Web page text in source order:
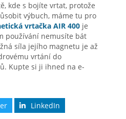
kde s bojíte vrtat, protože
výbuch, máme tu pro
vrtačka AIR 400 je
používání nemusíte bát
síla jejího magnetu je až
vrtání do
Kupte si ji ihned na e-
LinkedIn